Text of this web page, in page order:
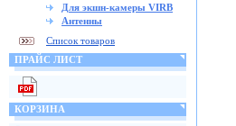
Для экшн-камеры VIRB
Антенны
Список товаров
ПРАЙС ЛИСТ
КОРЗИНА